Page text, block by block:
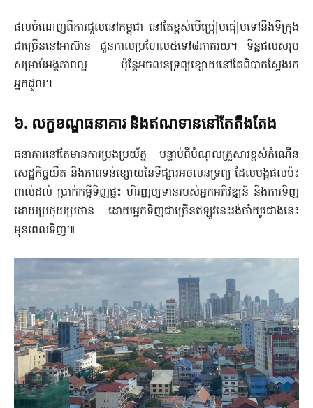
ផលចំណេញពីការជួលនៅកម្ពុជា នៅតែខ្ពស់បើប្រៀបធៀបទៅនឹងទីក្រុង
ជាច្រើននៅអាស៊ាន ជួនកាលប្រហែល៥ទៅ៨ភាគរយ។ ទិន្នផលសរុប
សម្រាប់អង្គភាពល្អ ប៉ុន្តែអចលនទ្រព្យខ្សោយនៅតែពិបាកស្វែងរក
អ្នកជួល។
៦. លក្ខខណ្ឌធនាគារ និងឥណទាននៅតែតឹងតែង
ធនាគារនៅតែមានការប្រុងប្រយ័ត្ន បន្ទាប់ពីបំណុលគ្រួសារខ្ពស់កំណើន
សេដ្ឋកិច្ចយឺត និងភាពទន់ខ្សោយនៃទីផ្សារអចលនទ្រព្យ ដែលបង្កផលប៉ះ
ពាល់ដល់ ប្រាក់កម្ចីទិញផ្ទះ ហិរញ្ញប្បទានរបស់អ្នកអភិវឌ្ឍន៍ និងការទិញ
ដោយប្រថុយប្រថាន ដោយអ្នកទិញជាច្រើនឥឡូវនេះរង់ចាំយូរជាងនេះ
មុនពេលទិញ៕